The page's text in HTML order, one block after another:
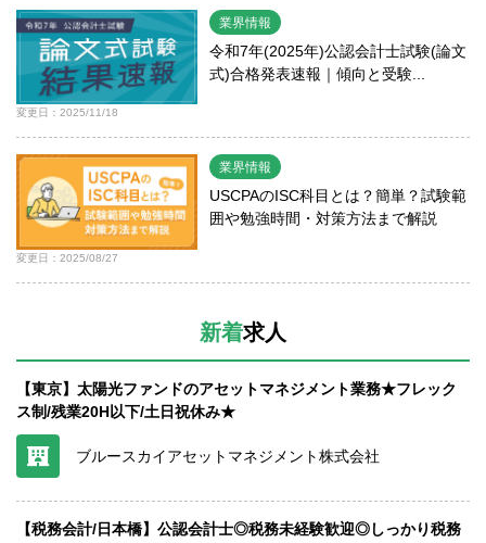
変更日：2025/11/18
業界情報
令和7年(2025年)公認会計士試験(論文
式)合格発表速報｜傾向と受験...
変更日：2025/08/27
業界情報
USCPAのISC科目とは？簡単？試験範
囲や勉強時間・対策方法まで解説
新着求人
【東京】太陽光ファンドのアセットマネジメント業務★フレック
ス制/残業20H以下/土日祝休み★
ブルースカイアセットマネジメント株式会社
【税務会計/日本橋】公認会計士◎税務未経験歓迎◎しっかり税務